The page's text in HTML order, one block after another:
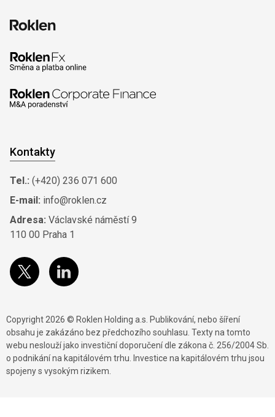
Kontakty
Tel.: (+420) 236 071 600
E-mail: info@roklen.cz
Adresa: Václavské náměstí 9
110 00 Praha 1
Copyright 2026 © Roklen Holding a.s. Publikování, nebo šíření
obsahu je zakázáno bez předchozího souhlasu. Texty na tomto
webu neslouží jako investiční doporučení dle zákona č. 256/2004 Sb.
o podnikání na kapitálovém trhu. Investice na kapitálovém trhu jsou
spojeny s vysokým rizikem.